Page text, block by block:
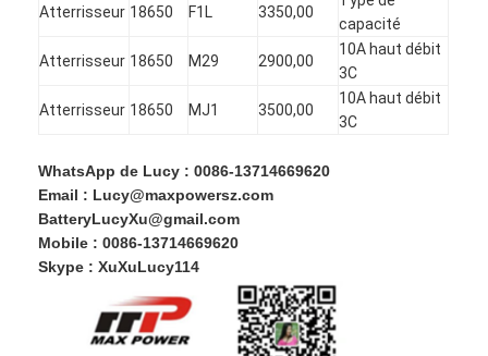
Atterrisseur 18650 F1L 3350,00
capacité
Atterrisseur 18650 M29 2900,00
10A haut débit
3C
Atterrisseur 18650 MJ1 3500,00
10A haut débit
3C
WhatsApp de Lucy : 0086-13714669620
Email : Lucy@maxpowersz.com
BatteryLucyXu@gmail.com
Mobile : 0086-13714669620
Skype : XuXuLucy114